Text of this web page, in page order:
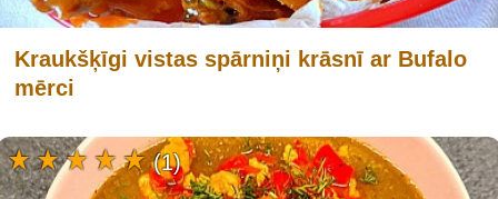
Kraukšķīgi vistas spārniņi krāsnī ar Bufalo
mērci
(1)